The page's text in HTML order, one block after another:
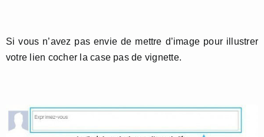
Si vous n’avez pas envie de mettre d’image pour illustrer
votre lien cocher la case pas de vignette.